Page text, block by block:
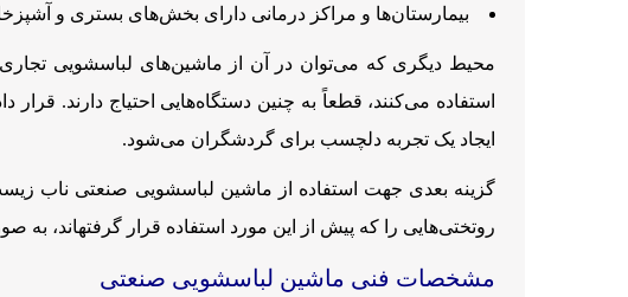
بیمارستان‌ها و مراکز درمانی دارای بخش‌های بستری و
محیط دیگری که می‌توان در آن از ماشین‌های لباسشویی
استفاده می‌کنند، قطعاً به چنین دستگاه‌هایی احتیاج دارند.
ایجاد یک تجربه دلچسب برای گردشگران می‌شود.
گزینه بعدی جهت استفاده از ماشین لباسشویی صنعتی ناب
روتختی‌هایی را که پیش از این مورد استفاده قرار گرفته­اند،
مشخصات فنی ماشین لباسشویی صنعتی